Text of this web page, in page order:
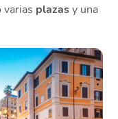
varias plazasy una